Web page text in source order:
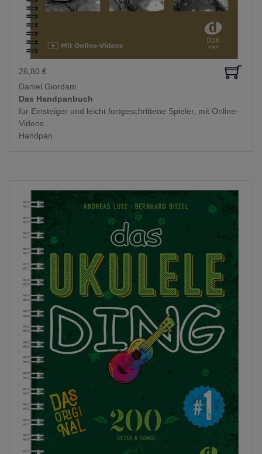
26,80 €
Daniel Giordani
Das Handpanbuch
für Einsteiger und leicht fortgeschrittene Spieler, mit Online-
Videos
Handpan